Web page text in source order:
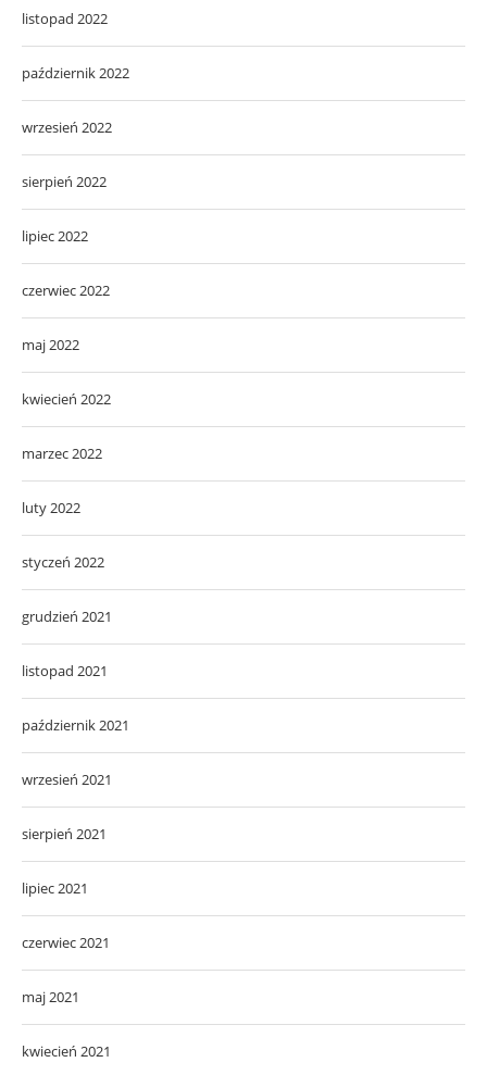
listopad 2022
październik 2022
wrzesień 2022
sierpień 2022
lipiec 2022
czerwiec 2022
maj 2022
kwiecień 2022
marzec 2022
luty 2022
styczeń 2022
grudzień 2021
listopad 2021
październik 2021
wrzesień 2021
sierpień 2021
lipiec 2021
czerwiec 2021
maj 2021
kwiecień 2021